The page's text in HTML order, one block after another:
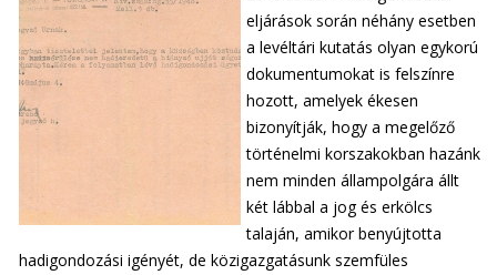
eljárások során néhány esetben
a levéltári kutatás olyan egykorú
dokumentumokat is felszínre
hozott, amelyek ékesen
bizonyítják, hogy a megelőző
történelmi korszakokban hazánk
nem minden állampolgára állt
két lábbal a jog és erkölcs
talaján, amikor benyújtotta
hadigondozási igényét, de közigazgatásunk szemfüles